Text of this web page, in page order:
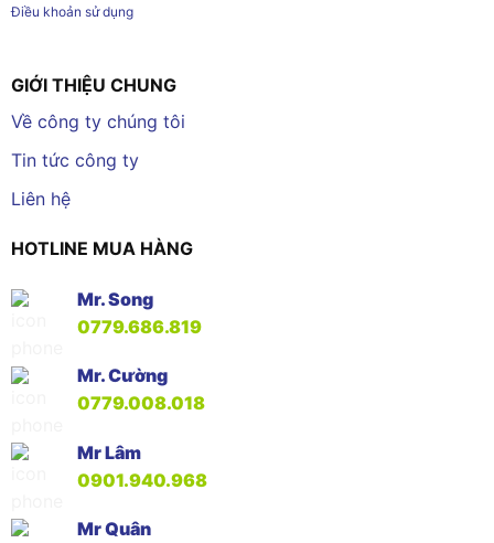
Điều khoản sử dụng
GIỚI THIỆU CHUNG
Về công ty chúng tôi
Tin tức công ty
Liên hệ
HOTLINE MUA HÀNG
Mr. Song
0779.686.819
Mr. Cường
0779.008.018
Mr Lâm
0901.940.968
Mr Quân